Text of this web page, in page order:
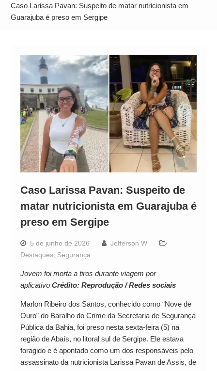
Operação Ágio: Ação policial na Bahia prende 14
suspeitos e mira rede ligada a ‘Zói de Gato’, do
Caso Larissa Pavan: Suspeito de matar nutricionista em
Guarajuba é preso em Sergipe
Caso Larissa Pavan: Suspeito de
matar nutricionista em Guarajuba é
preso em Sergipe
5 de junho de 2026
Jefferson W
Destaques, Segurança
Jovem foi morta a tiros durante viagem por
aplicativo Crédito: Reprodução / Redes sociais
Marlon Ribeiro dos Santos, conhecido como “Nove de
Ouro” do Baralho do Crime da Secretaria de Segurança
Pública da Bahia, foi preso nesta sexta-feira (5) na
região de Abaís, no litoral sul de Sergipe. Ele estava
foragido e é apontado como um dos responsáveis pelo
assassinato da nutricionista Larissa Pavan de Assis, de